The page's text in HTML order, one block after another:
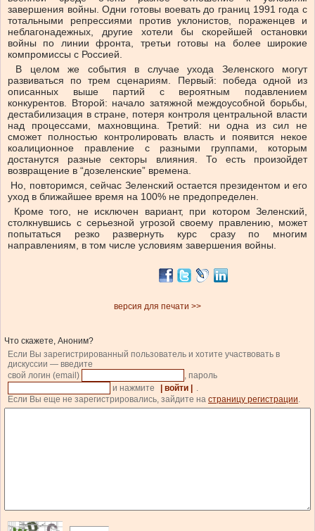
завершения войны. Одни готовы воевать до границ 1991 года с
тотальными репрессиями против уклонистов, пораженцев и
неблагонадежных, другие хотели бы скорейшей остановки
войны по линии фронта, третьи готовы на более широкие
компромиссы с Россией.
В целом же события в случае ухода Зеленского могут
развиваться по трем сценариям. Первый: победа одной из
описанных выше партий с вероятным подавлением
конкурентов. Второй: начало затяжной междоусобной борьбы,
дестабилизация в стране, потеря контроля центральной власти
над процессами, махновщина. Третий: ни одна из сил не
сможет полностью контролировать власть и появится некое
коалиционное правление с разными группами, которым
достанутся разные секторы влияния. То есть произойдет
возвращение в “дозеленские” времена.
Но, повторимся, сейчас Зеленский остается президентом и его
уход в ближайшее время на 100% не предопределен.
Кроме того, не исключен вариант, при котором Зеленский,
столкнувшись с серьезной угрозой своему правлению, может
попытаться резко развернуть курс сразу по многим
направлениям, в том числе условиям завершения войны.
версия для печати >>
Что скажете, Аноним?
Если Вы зарегистрированный пользователь и хотите участвовать в
дискуссии — введите
свой логин (email)
, пароль
и нажмите
| войти |
.
Если Вы еще не зарегистрировались, зайдите на страницу регистрации.